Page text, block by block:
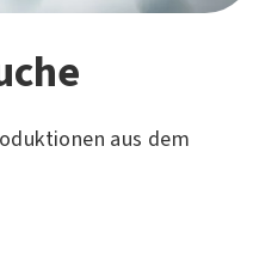
aus dem